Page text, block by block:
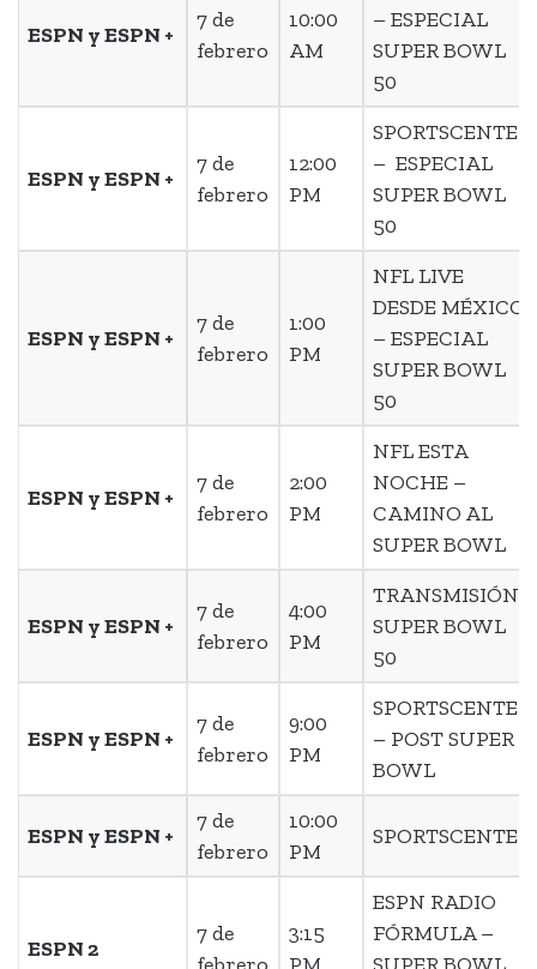
ESPN y ESPN +
7 de
febrero
10:00
AM
– ESPECIAL
SUPER BOWL
50
ESPN y ESPN +
7 de
febrero
12:00
PM
SPORTSCENTER
– ESPECIAL
SUPER BOWL
50
ESPN y ESPN +
7 de
febrero
1:00
PM
NFL LIVE
DESDE MÉXICO
– ESPECIAL
SUPER BOWL
50
ESPN y ESPN +
7 de
febrero
2:00
PM
NFL ESTA
NOCHE –
CAMINO AL
SUPER BOWL
ESPN y ESPN +
7 de
febrero
4:00
PM
TRANSMISIÓN
SUPER BOWL
50
ESPN y ESPN +
7 de
febrero
9:00
PM
SPORTSCENTER
– POST SUPER
BOWL
ESPN y ESPN +
7 de
febrero
10:00
PM
SPORTSCENTER
ESPN 2
7 de
3:15
ESPN RADIO
FÓRMULA –